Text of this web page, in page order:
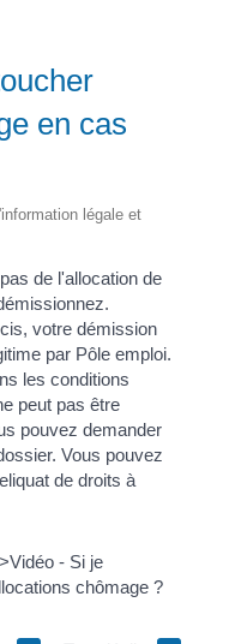
en cas
légale et
de l'allocation de
votre démission
par Pôle emploi.
les conditions
peut pas être
pouvez demander
Vous pouvez
de droits à
- Si je
chômage ?